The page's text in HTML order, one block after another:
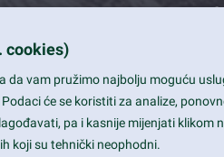
cookies)
da vam pružimo najbolju moguću
će se koristiti za analize,
pa i kasnije mijenjati klikom
koji su tehnički neophodni.